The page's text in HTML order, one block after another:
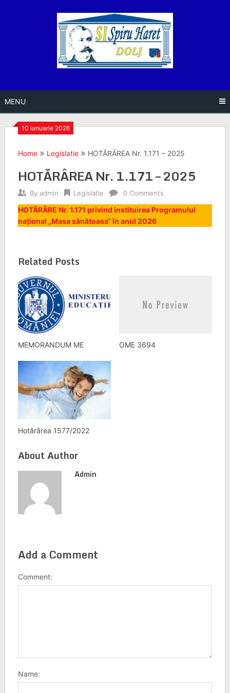
MENU
10 ianuarie 2026
Home Legislatie HOTĂRÂREA Nr. 1.171 – 2025
HOTĂRÂREA Nr. 1.171 – 2025
By admin Legislatie 0 Comments
HOTĂRÂRE Nr. 1.171 privind instituirea Programului
național „Masa sănătoasa“ în anul 2026
Related Posts
MEMORANDUM ME OME 3694
Hotărârea 1577/2022
About Author
Admin
Add a Comment
Comment:
Name: